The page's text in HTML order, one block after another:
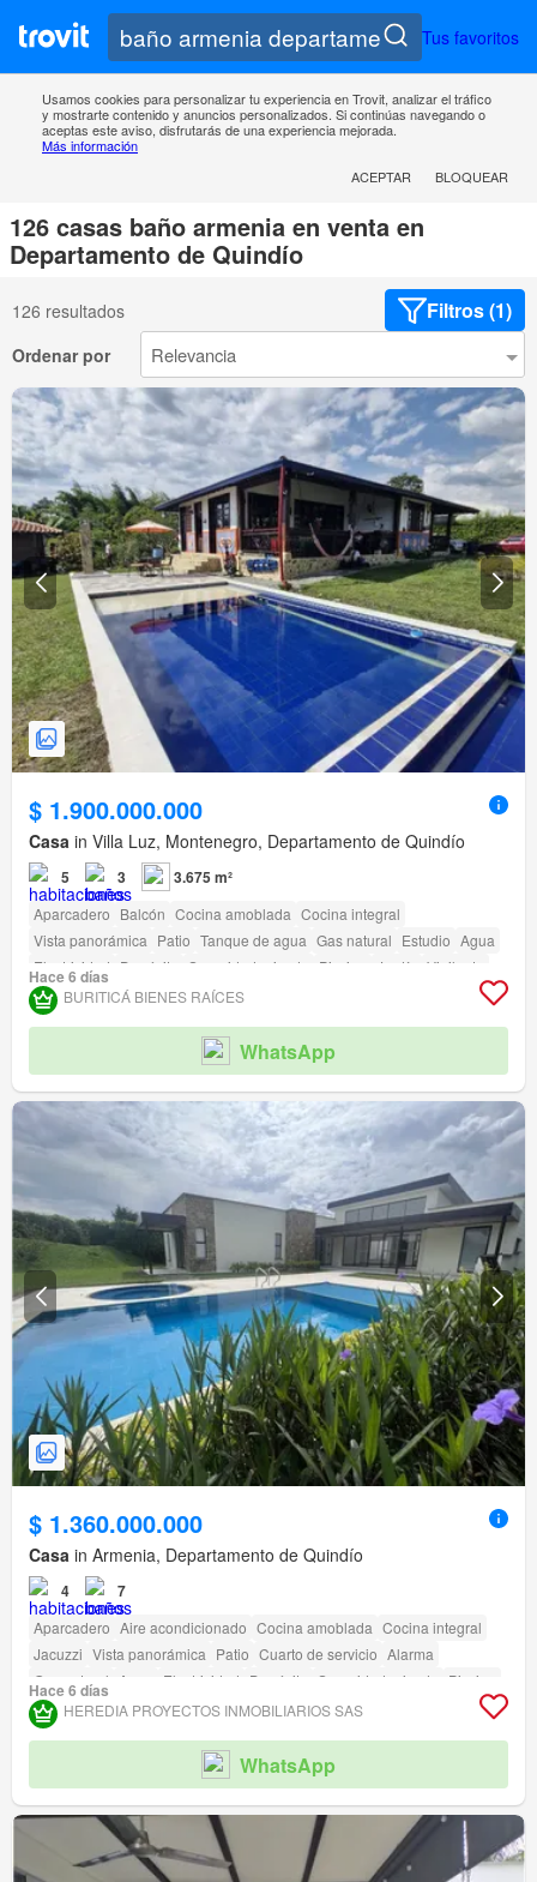
Tus favoritos
Usamos cookies para personalizar tu experiencia en Trovit, analizar el tráfico
y mostrarte contenido y anuncios personalizados. Si continúas navegando o
aceptas este aviso, disfrutarás de una experiencia mejorada.
Más información
ACEPTAR
BLOQUEAR
126 casas baño armenia en venta en
Departamento de Quindío
126 resultados Filtros (1)
Ordenar por
$ 1.900.000.000
Casa in Villa Luz, Montenegro, Departamento de Quindío
5 3 3.675 m²
Aparcadero Balcón Cocina amoblada Cocina integral
Vista panorámica Patio Tanque de agua Gas natural Estudio Agua
Electricidad Depósito Seguridad privada Piscina Jardín
Vigilante
Acceso para personas con discapacidad
Hace 6 días
BURITICÁ BIENES RAÍCES
WhatsApp
$ 1.360.000.000
Casa in Armenia, Departamento de Quindío
4 7
Aparcadero Aire acondicionado Cocina amoblada Cocina integral
Jacuzzi Vista panorámica Patio Cuarto de servicio Alarma
Gas natural
Agua Electricidad Depósito Seguridad privada
Piscina
Jardín Barbecue Acceso para personas con discapacidad
Hace 6 días
HEREDIA PROYECTOS INMOBILIARIOS SAS
WhatsApp